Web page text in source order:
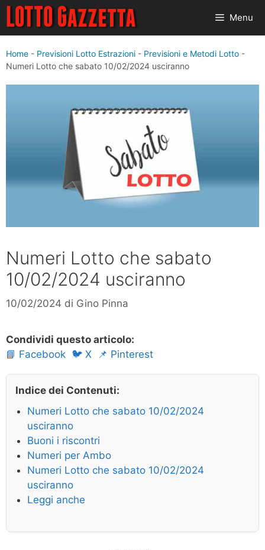
Vai
contenuto
Menu
Home - Previsioni Lotto Estrazioni - Previsioni e Metodi Lotto -
Numeri Lotto che sabato 10/02/2024 usciranno
Numeri Lotto che sabato
10/02/2024 usciranno
10/02/2024 di Gino Pinna
Condividi questo articolo:
📘 Facebook 🐦 X 📌 Pinterest
Indice dei Contenuti:
Numeri Lotto che sabato 10/02/2024
usciranno
Buoni i riscontri
Numeri per Ambo
Numeri Lotto che sabato 10/02/2024
usciranno
Leggi anche